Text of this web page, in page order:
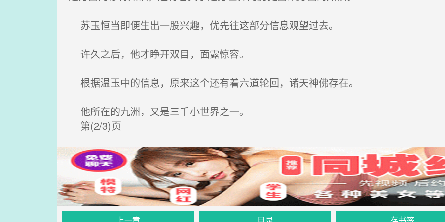
苏玉恒当即便生出一股兴趣，优先往这部分信息观望过去。
许久之后，他才睁开双目，面露惊容。
根据温玉中的信息，原来这个还有着六道轮回，诸天神佛存在。
他所在的九洲，又是三千小世界之一。
第(2/3)页